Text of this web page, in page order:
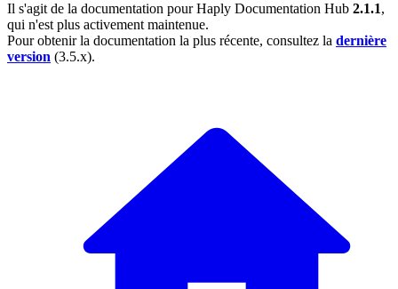
Il s'agit de la documentation pour Haply Documentation Hub 2.1.1,
qui n'est plus activement maintenue.
Pour obtenir la documentation la plus récente, consultez la dernière
version (3.5.x).